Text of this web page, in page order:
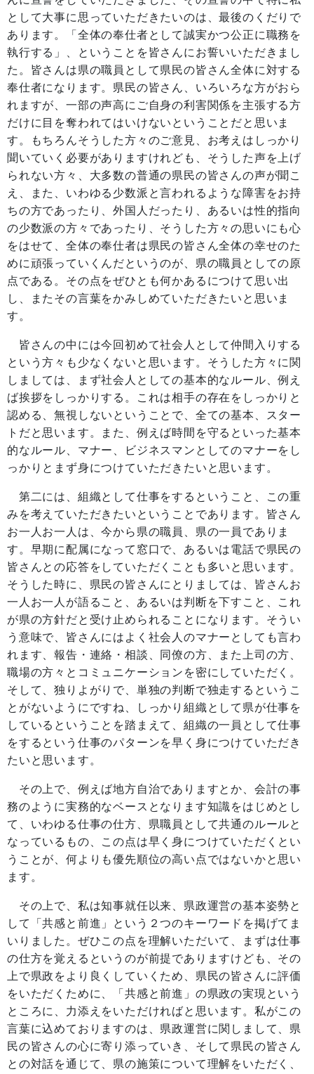
として大事に思っていただきたいのは、最後のくだりで
あります。「全体の奉仕者として誠実かつ公正に職務を
執行する」、ということを皆さんにお誓いいただきまし
た。皆さんは県の職員として県民の皆さん全体に対する
奉仕者になります。県民の皆さん、いろいろな方がおら
れますが、一部の声高にご自身の利害関係を主張する方
だけに目を奪われてはいけないということだと思いま
す。もちろんそうした方々のご意見、お考えはしっかり
聞いていく必要がありますけれども、そうした声を上げ
られない方々、大多数の普通の県民の皆さんの声が聞こ
え、また、いわゆる少数派と言われるような障害をお持
ちの方であったり、外国人だったり、あるいは性的指向
の少数派の方々であったり、そうした方々の思いにも心
をはせて、全体の奉仕者は県民の皆さん全体の幸せのた
めに頑張っていくんだというのが、県の職員としての原
点である。その点をぜひとも何かあるにつけて思い出
し、またその言葉をかみしめていただきたいと思いま
す。
皆さんの中には今回初めて社会人として仲間入りする
という方々も少なくないと思います。そうした方々に関
しましては、まず社会人としての基本的なルール、例え
ば挨拶をしっかりする。これは相手の存在をしっかりと
認める、無視しないということで、全ての基本、スター
トだと思います。また、例えば時間を守るといった基本
的なルール、マナー、ビジネスマンとしてのマナーをし
っかりとまず身につけていただきたいと思います。
第二には、組織として仕事をするということ、この重
みを考えていただきたいということであります。皆さん
お一人お一人は、今から県の職員、県の一員でありま
す。早期に配属になって窓口で、あるいは電話で県民の
皆さんとの応答をしていただくことも多いと思います。
そうした時に、県民の皆さんにとりましては、皆さんお
一人お一人が語ること、あるいは判断を下すこと、これ
が県の方針だと受け止められることになります。そうい
う意味で、皆さんにはよく社会人のマナーとしても言わ
れます、報告・連絡・相談、同僚の方、また上司の方、
職場の方々とコミュニケーションを密にしていただく。
そして、独りよがりで、単独の判断で独走するというこ
とがないようにですね、しっかり組織として県が仕事を
しているということを踏まえて、組織の一員として仕事
をするという仕事のパターンを早く身につけていただき
たいと思います。
その上で、例えば地方自治でありますとか、会計の事
務のように実務的なベースとなります知識をはじめとし
て、いわゆる仕事の仕方、県職員として共通のルールと
なっているもの、この点は早く身につけていただくとい
うことが、何よりも優先順位の高い点ではないかと思い
ます。
その上で、私は知事就任以来、県政運営の基本姿勢と
して「共感と前進」という２つのキーワードを掲げてま
いりました。ぜひこの点を理解いただいて、まずは仕事
の仕方を覚えるというのが前提でありますけども、その
上で県政をより良くしていくため、県民の皆さんに評価
をいただくために、「共感と前進」の県政の実現という
ところに、力添えをいただければと思います。私がこの
言葉に込めておりますのは、県政運営に関しまして、県
民の皆さんの心に寄り添っていき、そして県民の皆さん
との対話を通じて、県の施策について理解をいただく、